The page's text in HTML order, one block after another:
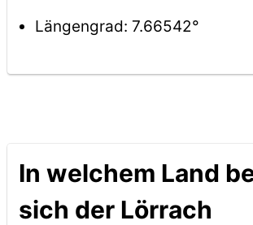
Längengrad: 7.66542°
In welchem Land
sich der Lörrach